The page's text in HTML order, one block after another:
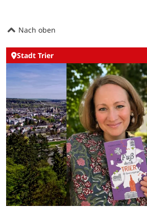
Nach oben
Stadt Trier